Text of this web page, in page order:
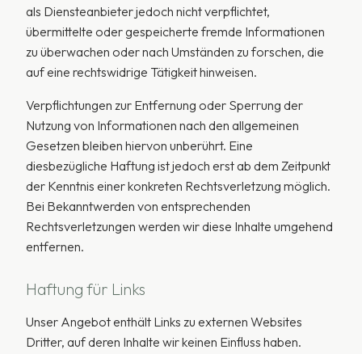
als Diensteanbieter jedoch nicht verpflichtet,
übermittelte oder gespeicherte fremde Informationen
zu überwachen oder nach Umständen zu forschen, die
auf eine rechtswidrige Tätigkeit hinweisen.
Verpflichtungen zur Entfernung oder Sperrung der
Nutzung von Informationen nach den allgemeinen
Gesetzen bleiben hiervon unberührt. Eine
diesbezügliche Haftung ist jedoch erst ab dem Zeitpunkt
der Kenntnis einer konkreten Rechtsverletzung möglich.
Bei Bekanntwerden von entsprechenden
Rechtsverletzungen werden wir diese Inhalte umgehend
entfernen.
Haftung für Links
Unser Angebot enthält Links zu externen Websites
Dritter, auf deren Inhalte wir keinen Einfluss haben.